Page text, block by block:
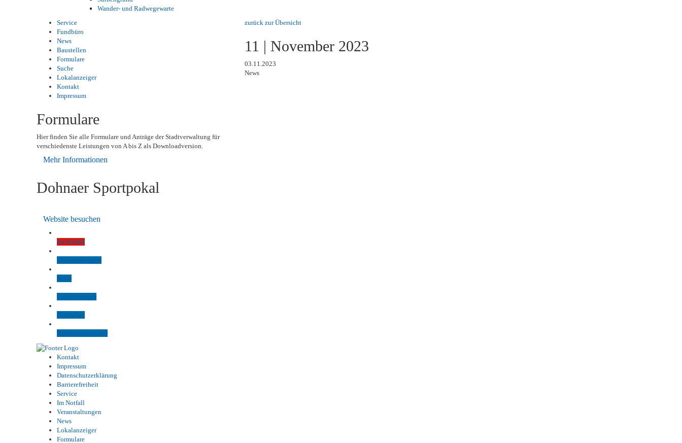
Wander- und Radwegewarte
Service
Fundbüro
News
Baustellen
Formulare
Suche
Lokalanzeiger
Kontakt
Impressum
Formulare
Hier finden Sie alle Formulare und Anträge der Stadtverwaltung für
verschiedenste Leistungen von A bis Z als Downloadversion.
Mehr Informationen
Dohnaer Sportpokal
Website besuchen
zurück zur Übersicht
11 | November 2023
03.11.2023
News
Im Notfall
Kontakt
Impressum
Datenschutzerklärung
Barrierefreiheit
Service
Im Notfall
Veranstaltungen
News
Lokalanzeiger
Formulare